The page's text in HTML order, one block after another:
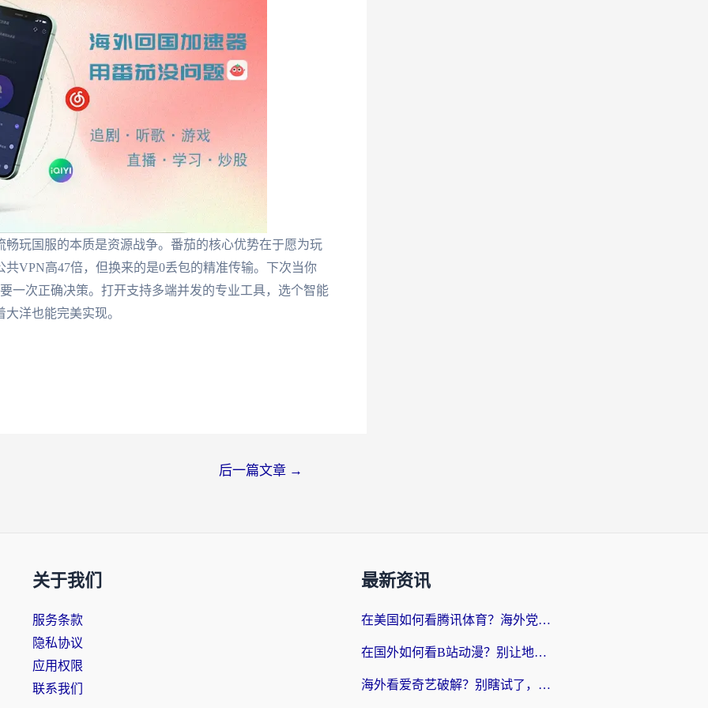
玩国服的本质是资源战争。番茄的核心优势在于愿为玩
VPN高47倍，但换来的是0丢包的精准传输。下次当你
一次正确决策。打开支持多端并发的专业工具，选个智能
洋也能完美实现。
后一篇文章 →
关于我们
服务条款
隐私协议
应用权限
联系我们
最新资讯
在美国如何看腾讯体育？海外党解锁NBA欧洲杯直播的终极攻略
在国外如何看B站动漫？别让地区限制打断你的追番节奏
海外看爱奇艺破解？别瞎试了，这才是留学生华人追剧看球的正确打开方式